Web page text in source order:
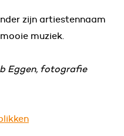
zijn artiestennaam
muziek.
Eggen, fotografie